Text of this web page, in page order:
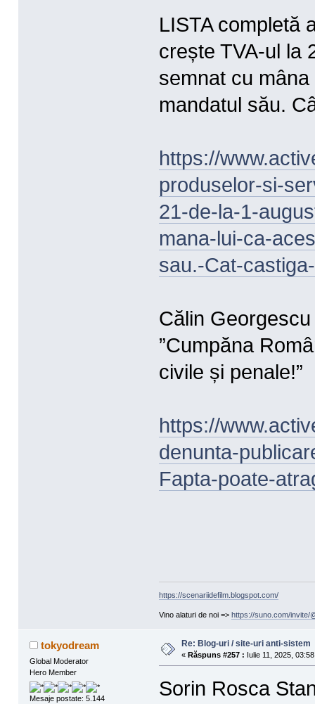
LISTA completă
crește TVA-ul la
semnat cu
mandatul său.
https://
produselor-si-
21-de-la-1-
mana-lui-ca-
sau.-Cat-
Călin
”Cumpăna
civile și penale!”
https://
denunta-
Fapta-poate-
https://scenariidefilm.blogspot.com/
Vino alaturi de noi => https://suno.com/invite/
tokyodream
Global Moderator
Hero Member
Mesaje postate: 5.144
Re: Blog-uri / site-uri anti-sistem
« Răspuns #257 : Iulie 11, 2025,
Sorin Rosca